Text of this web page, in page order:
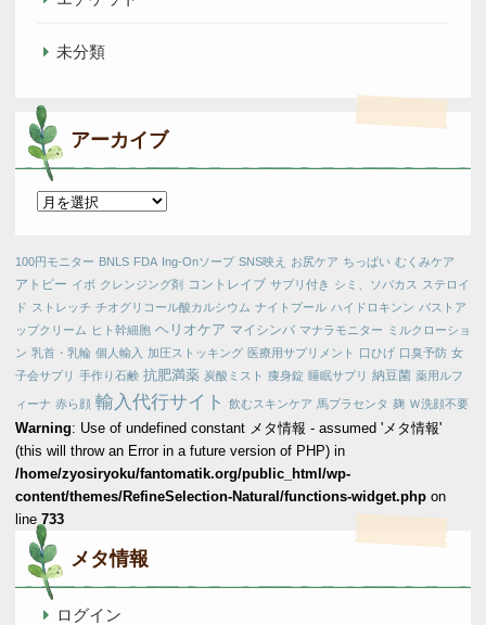
未分類
アーカイブ
ア
イ
ブ
100円モニター BNLS FDA Ing-Onソープ SNS映え お尻ケア ちっぱい むくみケア
アトピー イボ クレンジング剤 コントレイブ サプリ付き シミ、ソバカス
ステロイ
ド ストレッチ チオグリコール酸カルシウム ナイトプール ハイドロキンン バストア
ップクリーム ヒト幹細胞 ヘリオケア マイシンバ マナラモニター
ミルクローショ
ン 乳首・乳輪 個人輸入 加圧ストッキング 医療用サプリメント 口ひげ 口臭予防 女
子会サプリ 手作り石鹸 抗肥満薬 炭酸ミスト 痩身錠 睡眠サプリ 納豆菌 薬用ルフ
ィーナ 赤ら顔 輸入代行サイト 飲むスキンケア 馬プラセンタ 麹 Ｗ洗顔不要
Warning: Use of undefined constant メタ情報 - assumed 'メタ情報'
(this will throw an Error in a future version of PHP) in
/home/zyosiryoku/fantomatik.org/public_html/wp-
content/themes/RefineSelection-Natural/functions-widget.php on
line 733
メタ情報
ログイン